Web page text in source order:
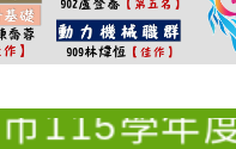
期第9次代
第12招)】
期第7次代
115學年